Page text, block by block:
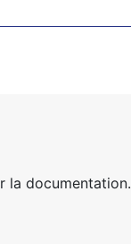
la documentation.